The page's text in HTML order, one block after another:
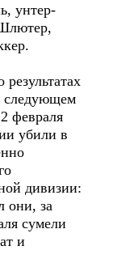
унтер-
следующем
февраля
убили в
дивизии:
они, за
сумели
и